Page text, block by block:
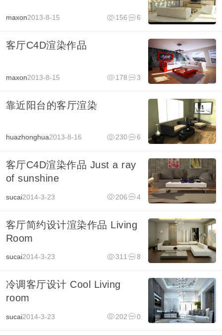
maxon2013-8-15 6
156
客厅C4D渲染作品
maxon2013-8-15 3
178
靠近阳台的客厅渲染
huazhonghua2013-8-16 6
230
客厅C4D渲染作品 Just a ray
of sunshine
sucai2014-3-23 4
206
客厅简约设计渲染作品 Living
Room
sucai2014-3-23 8
311
冷调客厅设计 Cool Living
room
sucai2014-3-23 0
202